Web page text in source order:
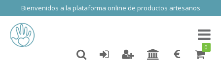
Bienvenidos a la plataforma online de productos artesanos
Toggle
0